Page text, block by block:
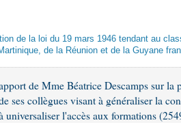
des lois
des lois
de la loi du 19 mars 1946 tendant au
de la Réunion et de la Guyane
de Mme Béatrice Descamps sur
ses collègues visant à généraliser la
universaliser l'accès aux formations